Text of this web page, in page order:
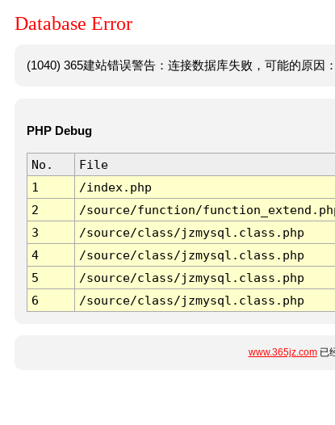
Database Error
(1040) 365建站错误警告：连接数据库失败，可能的原因
PHP Debug
No. File
1
/index.php
2
/source/function/
3
/source/class/jzmysql.class.php
4
/source/class/jzmysql.class.php
5
/source/class/jzmysql.class.php
6
/source/class/jzmysql.class.php
www.365jz.com已